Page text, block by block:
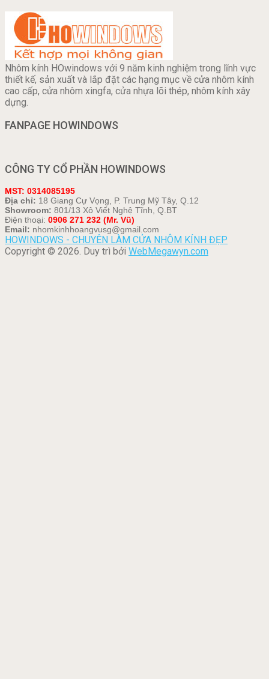
Nhôm kính HOwindows với 9 năm kinh nghiệm trong lĩnh vực
thiết kế, sản xuất và lắp đặt các hạng mục về cửa nhôm kính
cao cấp, cửa nhôm xingfa, cửa nhựa lõi thép, nhôm kính xây
dựng.
FANPAGE HOWINDOWS
CÔNG TY CỔ PHẦN HOWINDOWS
MST: 0314085195
Địa chỉ: 18 Giang Cự Vọng, P. Trung Mỹ Tây, Q.12
Showroom: 801/13 Xô Viết Nghệ Tĩnh, Q.BT
Điện thoại: 0906 271 232 (Mr. Vũ)
Email: nhomkinhhoangvusg@gmail.com
HOWINDOWS - CHUYÊN LÀM CỬA NHÔM KÍNH ĐẸP
Copyright © 2026. Duy trì bởi WebMegawyn.com